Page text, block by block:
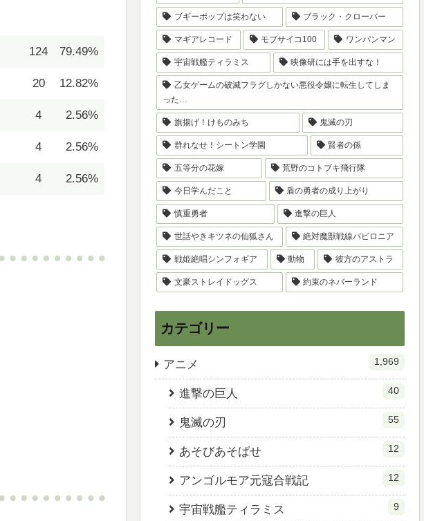
124 79.49%
20 12.82%
4 2.56%
4 2.56%
4 2.56%
ブギーポップは笑わない ブラック・クローバー
マギアレコード モブサイコ100 ワンパンマン
宇宙戦艦ティラミス 映像研には手を出すな！
乙女ゲームの破滅フラグしかない悪役令嬢に転生してしま
った…
旗揚げ！けものみち 鬼滅の刃
群れなせ！シートン学園 賢者の孫
五等分の花嫁 荒野のコトブキ飛行隊
今日学んだこと 盾の勇者の成り上がり
慎重勇者 進撃の巨人
世話やきキツネの仙狐さん 絶対魔獣戦線バビロニア
戦姫絶唱シンフォギア 動物 彼方のアストラ
文豪ストレイドッグス 約束のネバーランド
カテゴリー
アニメ 1,969
進撃の巨人 40
鬼滅の刃 55
あそびあそばせ 12
アンゴルモア元寇合戦記 12
宇宙戦艦ティラミス 9